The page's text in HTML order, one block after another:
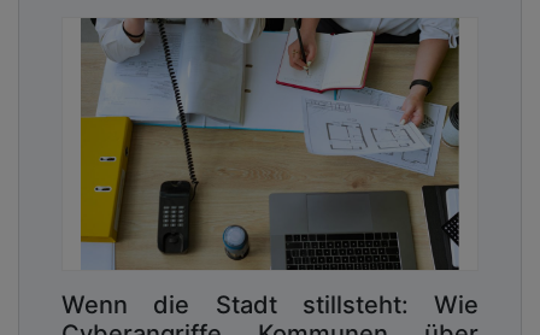
Wenn die Stadt stillsteht: Wie